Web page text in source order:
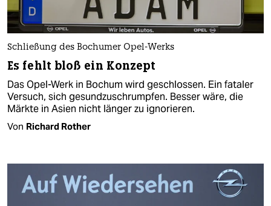
Schließung des Bochumer Opel-Werks
Es fehlt bloß ein Konzept
Das Opel-Werk in Bochum wird geschlossen. Ein fataler
Versuch, sich gesundzuschrumpfen. Besser wäre, die
Märkte in Asien nicht länger zu ignorieren.
Von Richard Rother